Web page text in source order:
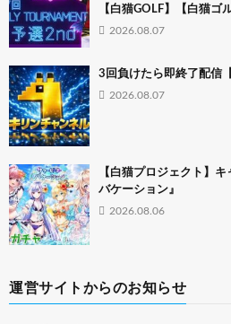
【白猫GOLF】【白猫ゴ
2026.08.07
3回負けたら即終了配信
2026.08.07
【白猫プロジェクト】
バケーション』
2026.08.06
運営サイトからのお知らせ